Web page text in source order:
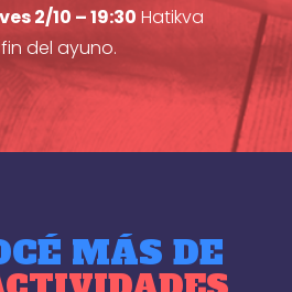
2/10 – 19:30 Hatikva
del ayuno.
MÁS DE